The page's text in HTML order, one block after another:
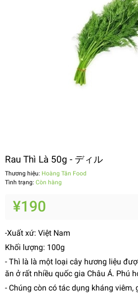
Rau Thì Là 50g - ディル
Thương hiệu: Hoàng Tân Food
Tình trạng: Còn hàng
¥190
-Xuất xứ: Việt Nam
Khối lượng: 100g
- Thì là là một loại cây hương liệu
ăn ở rất nhiều quốc gia Châu Á. Phú
- Chúng còn có tác dụng kháng viêm,